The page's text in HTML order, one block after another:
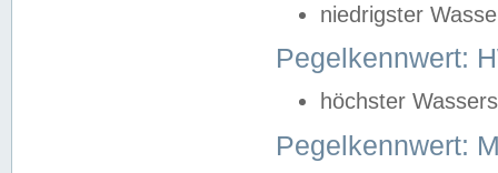
niedrigster
Pegelkennwert:
höchster
Pegelkennwert: